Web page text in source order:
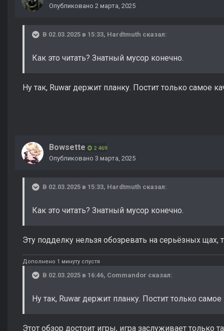
Опубликовано 2 марта, 2025
В 02.03.2025 в 15:33, Hardtmuth сказал:
Как это читать? Знатный мусор конечно.
Ну так, Ruwar держит планку. Постит только самое
Bowsette 2 469
Опубликовано 3 марта, 2025
В 02.03.2025 в 15:33, Hardtmuth сказал:
Как это читать? Знатный мусор конечно.
Эту подделку нельзя обозревать на серьёзных щах,
Дополнено 1 минуту спустя
В 02.03.2025 в 16:46, Commandor сказал:
Ну так, Ruwar держит планку. Постит только самое
Этот обзор достоит игры, игра заслуживает только